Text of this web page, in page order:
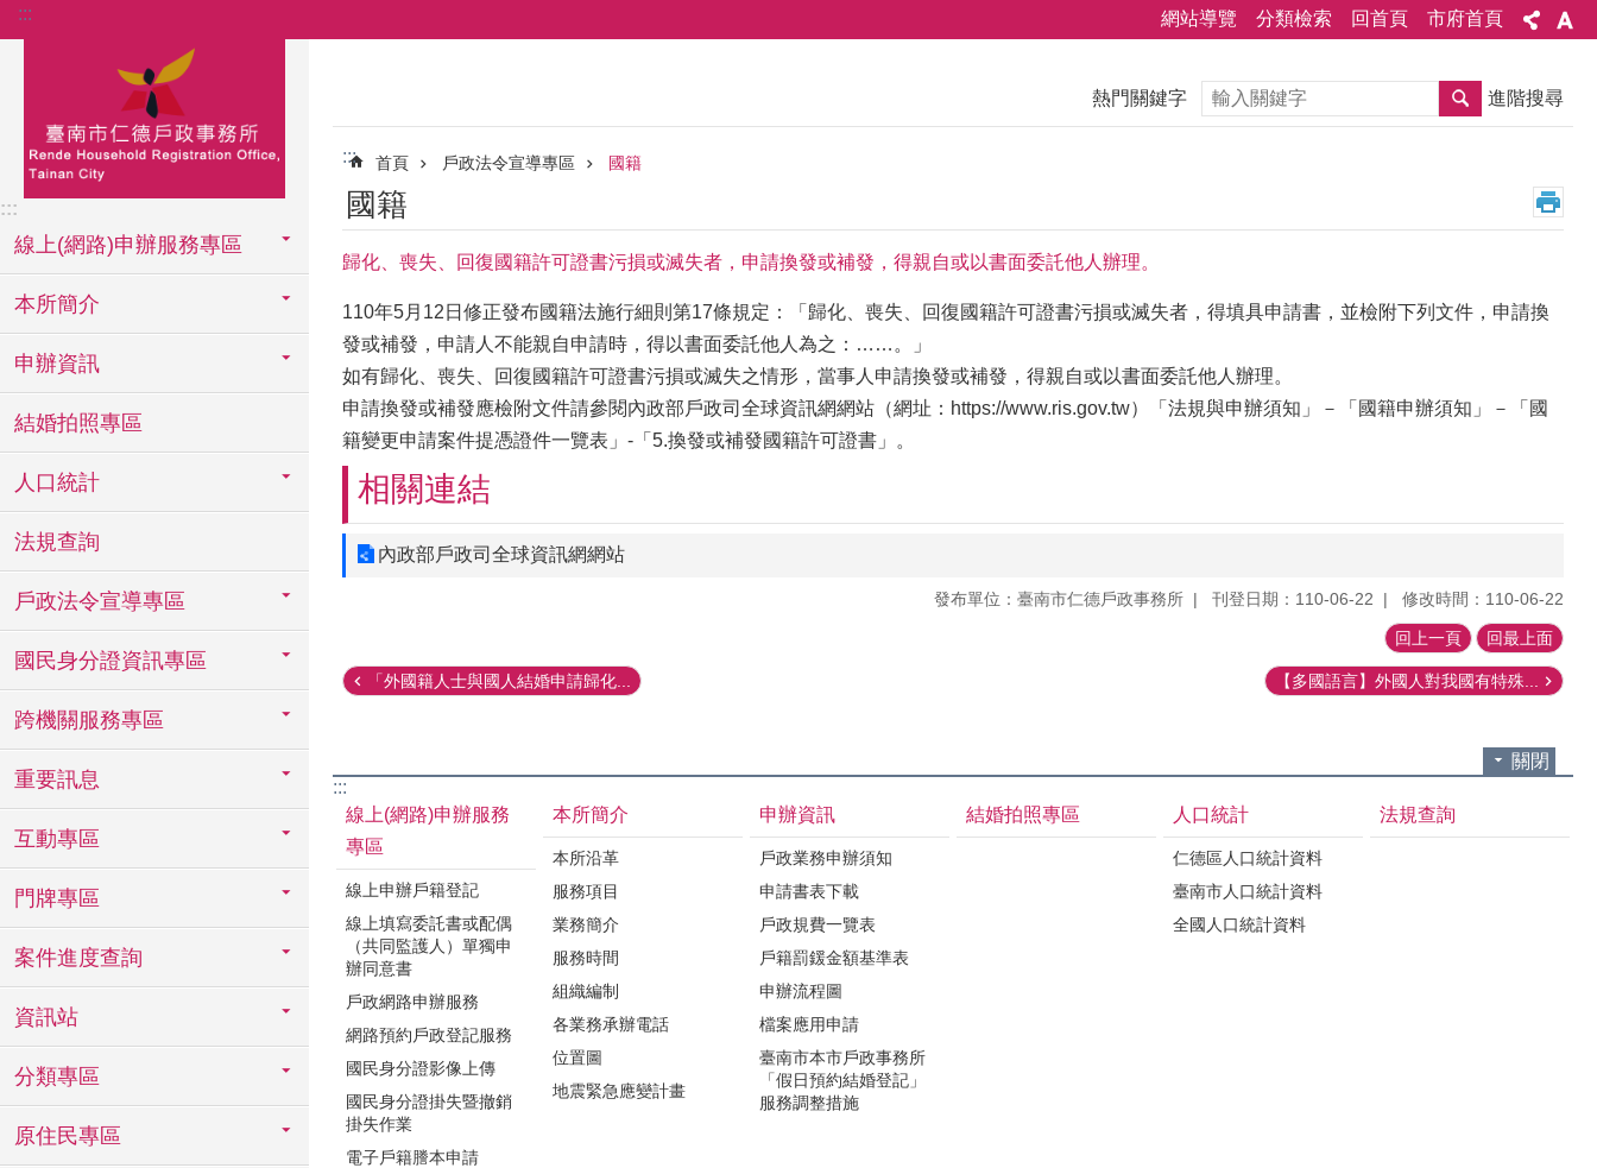
跳到主要內容區塊
::: 網站導覽 分類檢索 回首頁 市府首頁
:::
線上(網路)申辦服務專區
本所簡介
申辦資訊
結婚拍照專區
人口統計
法規查詢
戶政法令宣導專區
國民身分證資訊專區
跨機關服務專區
重要訊息
互動專區
門牌專區
案件進度查詢
資訊站
分類專區
原住民專區
熱門關鍵字 搜尋 進階搜尋
::: 首頁 戶政法令宣導專區 國籍
國籍
歸化、喪失、回復國籍許可證書污損或滅失者，申請換發或補發，得親自或以書面委託他人辦理。
110年5月12日修正發布國籍法施行細則第17條規定：「歸化、喪失、回復國籍許可證書污損或滅失者，得填具申請書，並檢附下列文件，申請換
發或補發，申請人不能親自申請時，得以書面委託他人為之：……。」
如有歸化、喪失、回復國籍許可證書污損或滅失之情形，當事人申請換發或補發，得親自或以書面委託他人辦理。
申請換發或補發應檢附文件請參閱內政部戶政司全球資訊網網站（網址：https://www.ris.gov.tw）「法規與申辦須知」－「國籍申辦須知」－「國
籍變更申請案件提憑證件一覽表」-「5.換發或補發國籍許可證書」。
相關連結
內政部戶政司全球資訊網網站
發布單位：臺南市仁德戶政事務所 刊登日期：110-06-22 修改時間：110-06-22
回上一頁 回最上面
「外國籍人士與國人結婚申請歸化... 【多國語言】外國人對我國有特殊...
關閉
:::
線上(網路)申辦服務
專區
線上申辦戶籍登記
線上填寫委託書或配偶
（共同監護人）單獨申
辦同意書
戶政網路申辦服務
網路預約戶政登記服務
國民身分證影像上傳
國民身分證掛失暨撤銷
掛失作業
電子戶籍謄本申請
本所簡介
本所沿革
服務項目
業務簡介
服務時間
組織編制
各業務承辦電話
位置圖
地震緊急應變計畫
申辦資訊
戶政業務申辦須知
申請書表下載
戶政規費一覽表
戶籍罰鍰金額基準表
申辦流程圖
檔案應用申請
臺南市本市戶政事務所
「假日預約結婚登記」
服務調整措施
結婚拍照專區 人口統計
仁德區人口統計資料
臺南市人口統計資料
全國人口統計資料
法規查詢